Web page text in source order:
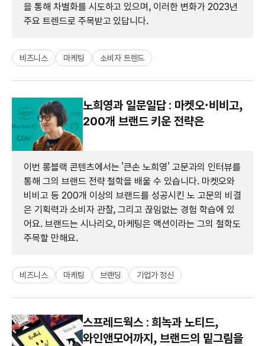
을 통해 차별화를 시도하고 있으며, 이러한 변화가 2023년
주요 트렌드로 주목받고 있답니다.
비즈니스 마케팅 소비자 트렌드
노희영과 일문일답 : 마켓오·비비고,
200개 브랜드 키운 전략은
이번 롱블랙 콘텐츠에서는 '큰손 노희영' 고문과의 인터뷰를
통해 그의 브랜드 전략 철학을 배울 수 있습니다. 마켓오와
비비고 등 200개 이상의 브랜드를 성공시킨 노 고문의 비결
은 기획력과 소비자 관찰, 그리고 끊임없는 경험 학습에 있
어요. 브랜드는 시나리오, 마케팅은 액션이라는 그의 철학도
주목할 만해요.
비즈니스 마케팅 브랜딩 기업가 정신
스프레드웍스 : 희녹과 노티드,
와인앤모어까지, 브랜드의 밑그림을